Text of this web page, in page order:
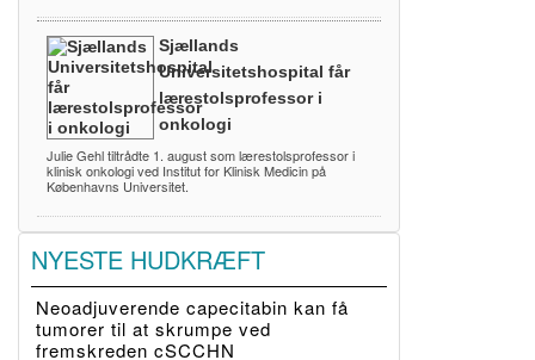
Sjællands
Universitetshospital får
lærestolsprofessor i
onkologi
Julie Gehl tiltrådte 1. august som lærestolsprofessor i
klinisk onkologi ved Institut for Klinisk Medicin på
Københavns Universitet.
NYESTE HUDKRÆFT
Neoadjuverende capecitabin kan få
tumorer til at skrumpe ved
fremskreden cSCCHN